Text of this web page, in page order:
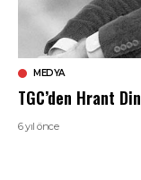
MEDYA
TGC’den Hrant
6 yıl önce